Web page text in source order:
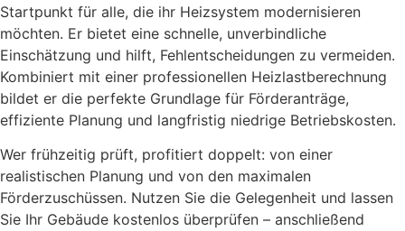
Startpunkt für alle, die ihr Heizsystem modernisieren
möchten. Er bietet eine schnelle, unverbindliche
Einschätzung und hilft, Fehlentscheidungen zu vermeiden.
Kombiniert mit einer professionellen Heizlastberechnung
bildet er die perfekte Grundlage für Förderanträge,
effiziente Planung und langfristig niedrige Betriebskosten.
Wer frühzeitig prüft, profitiert doppelt: von einer
realistischen Planung und von den maximalen
Förderzuschüssen. Nutzen Sie die Gelegenheit und lassen
Sie Ihr Gebäude kostenlos überprüfen – anschließend